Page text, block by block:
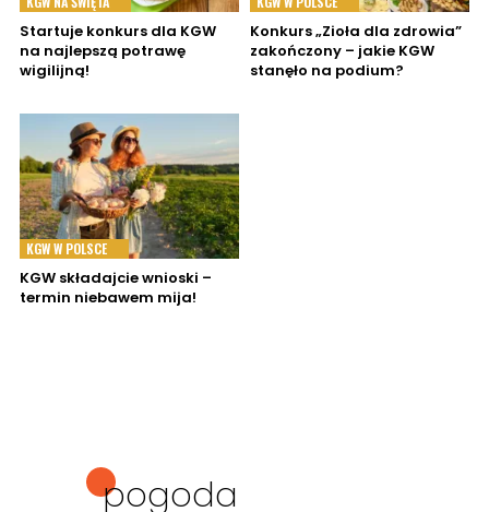
Startuje konkurs dla KGW
na najlepszą potrawę
wigilijną!
Konkurs „Zioła dla zdrowia”
zakończony – jakie KGW
stanęło na podium?
KGW W POLSCE
KGW składajcie wnioski –
termin niebawem mija!
pogoda